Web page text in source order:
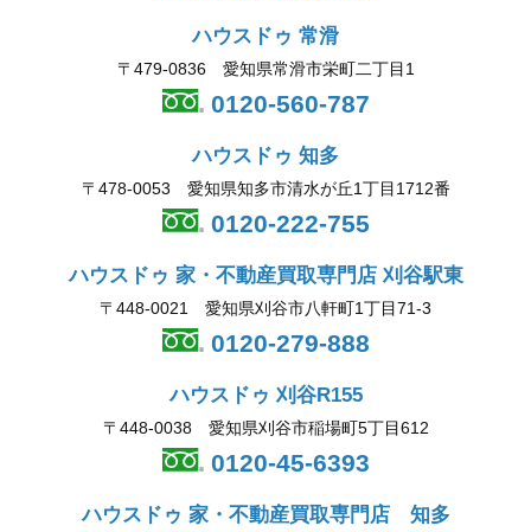
ハウスドゥ 常滑
〒479-0836 愛知県常滑市栄町二丁目1
0120-560-787
ハウスドゥ 知多
〒478-0053 愛知県知多市清水が丘1丁目1712番
0120-222-755
ハウスドゥ 家・不動産買取専門店 刈谷駅東
〒448-0021 愛知県刈谷市八軒町1丁目71-3
0120-279-888
ハウスドゥ 刈谷R155
〒448-0038 愛知県刈谷市稲場町5丁目612
0120-45-6393
ハウスドゥ 家・不動産買取専門店 知多